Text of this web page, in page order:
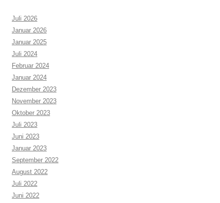
Juli 2026
Januar 2026
Januar 2025
Juli 2024
Februar 2024
Januar 2024
Dezember 2023
November 2023
Oktober 2023
Juli 2023
Juni 2023
Januar 2023
September 2022
August 2022
Juli 2022
Juni 2022